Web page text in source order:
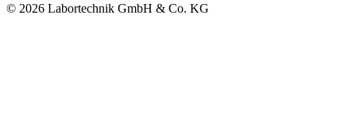
© 2026 Labortechnik GmbH & Co. KG